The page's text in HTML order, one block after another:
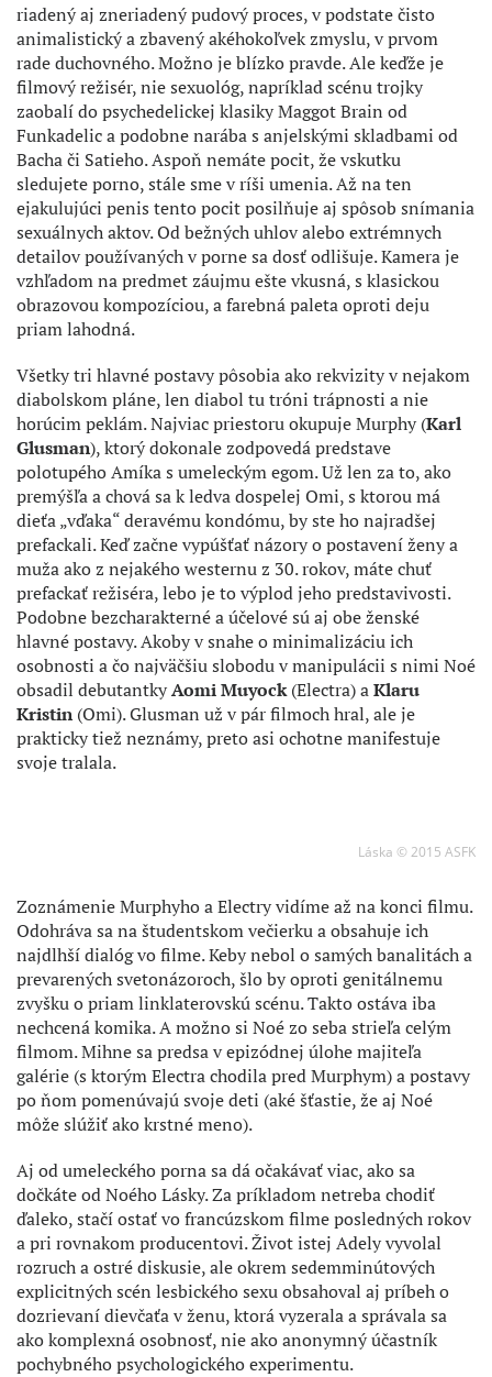
riadený aj zneriadený pudový proces, v podstate čisto
animalistický a zbavený akéhokoľvek zmyslu, v prvom
rade duchovného. Možno je blízko pravde. Ale keďže je
filmový režisér, nie sexuológ, napríklad scénu trojky
zaobalí do psychedelickej klasiky Maggot Brain od
Funkadelic a podobne narába s anjelskými skladbami od
Bacha či Satieho. Aspoň nemáte pocit, že vskutku
sledujete porno, stále sme v ríši umenia. Až na ten
ejakulujúci penis tento pocit posilňuje aj spôsob snímania
sexuálnych aktov. Od bežných uhlov alebo extrémnych
detailov používaných v porne sa dosť odlišuje. Kamera je
vzhľadom na predmet záujmu ešte vkusná, s klasickou
obrazovou kompozíciou, a farebná paleta oproti deju
priam lahodná.
Všetky tri hlavné postavy pôsobia ako rekvizity v nejakom
diabolskom pláne, len diabol tu tróni trápnosti a nie
horúcim peklám. Najviac priestoru okupuje Murphy (Karl
Glusman), ktorý dokonale zodpovedá predstave
polotupého Amíka s umeleckým egom. Už len za to, ako
premýšľa a chová sa k ledva dospelej Omi, s ktorou má
dieťa „vďaka“ deravému kondómu, by ste ho najradšej
prefackali. Keď začne vypúšťať názory o postavení ženy a
muža ako z nejakého westernu z 30. rokov, máte chuť
prefackať režiséra, lebo je to výplod jeho predstavivosti.
Podobne bezcharakterné a účelové sú aj obe ženské
hlavné postavy. Akoby v snahe o minimalizáciu ich
osobnosti a čo najväčšiu slobodu v manipulácii s nimi Noé
obsadil debutantkyAomi Muyock(Electra) aKlaru
Kristin(Omi). Glusman už v pár filmoch hral, ale je
prakticky tiež neznámy, preto asi ochotne manifestuje
svoje tralala.
Láska © 2015 ASFK
Zoznámenie Murphyho a Electry vidíme až na konci filmu.
Odohráva sa na študentskom večierku a obsahuje ich
najdlhší dialóg vo filme. Keby nebol o samých banalitách a
prevarených svetonázoroch, šlo by oproti genitálnemu
zvyšku o priam linklaterovskú scénu. Takto ostáva iba
nechcená komika. A možno si Noé zo seba strieľa celým
filmom. Mihne sa predsa v epizódnej úlohe majiteľa
galérie (s ktorým Electra chodila pred Murphym) a postavy
po ňom pomenúvajú svoje deti (aké šťastie, že aj Noé
môže slúžiť ako krstné meno).
Aj od umeleckého porna sa dá očakávať viac, ako sa
dočkáte od Noého Lásky. Za príkladom netreba chodiť
ďaleko, stačí ostať vo francúzskom filme posledných rokov
a pri rovnakom producentovi. Život istej Adely vyvolal
rozruch a ostré diskusie, ale okrem sedemminútových
explicitných scén lesbického sexu obsahoval aj príbeh o
dozrievaní dievčaťa v ženu, ktorá vyzerala a správala sa
ako komplexná osobnosť, nie ako anonymný účastník
pochybného psychologického experimentu.